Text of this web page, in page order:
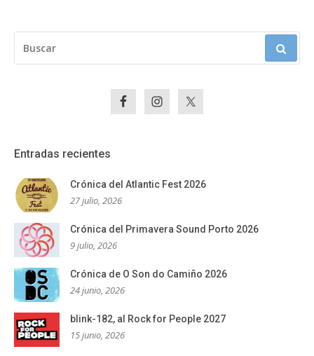
Entradas recientes
Crónica del Atlantic Fest 2026
27 julio, 2026
Crónica del Primavera Sound Porto 2026
9 julio, 2026
Crónica de O Son do Camiño 2026
24 junio, 2026
blink-182, al Rock for People 2027
15 junio, 2026